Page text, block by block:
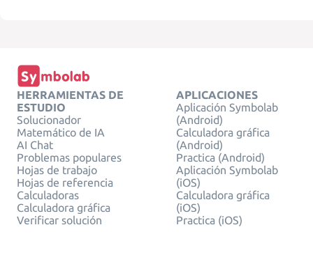
HERRAMIENTAS DE
ESTUDIO
Solucionador
Matemático de IA
AI Chat
Problemas populares
Hojas de trabajo
Hojas de referencia
Calculadoras
Calculadora gráfica
Verificar solución
APLICACIONES
Aplicación Symbolab
(Android)
Calculadora gráfica
(Android)
Practica (Android)
Aplicación Symbolab
(iOS)
Calculadora gráfica
(iOS)
Practica (iOS)